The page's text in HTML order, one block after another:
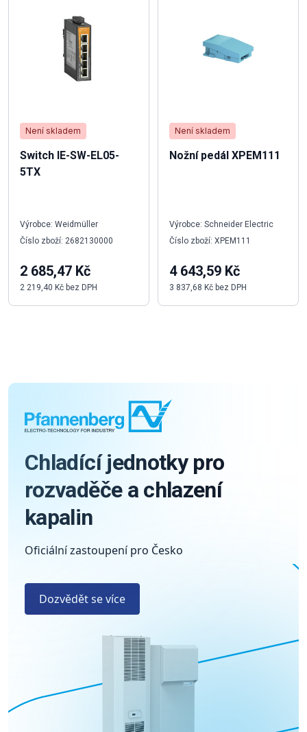
Není skladem
Switch IE-SW-EL05-
5TX
Výrobce: Weidmüller
Číslo zboží: 2682130000
2 685,47 Kč
2 219,40 Kč bez DPH
Není skladem
Nožní pedál XPEM111
Výrobce: Schneider Electric
Číslo zboží: XPEM111
4 643,59 Kč
3 837,68 Kč bez DPH
Chladící jednotky pro
rozvaděče a chlazení
kapalin
Oficiální zastoupení pro Česko
Dozvědět se více